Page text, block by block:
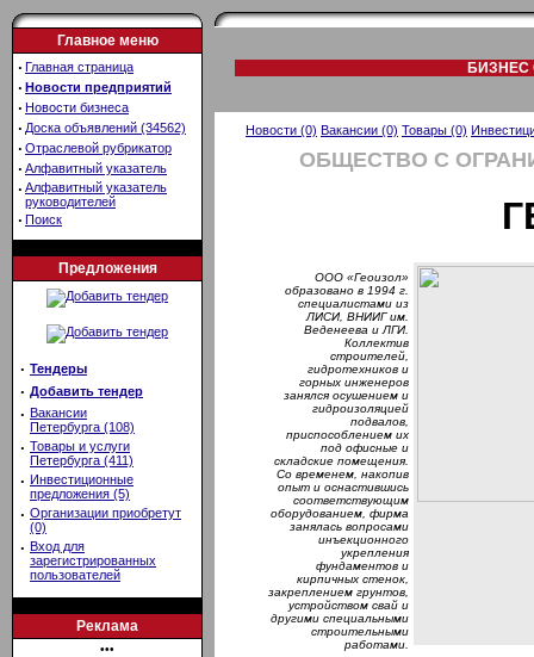
Главное меню
· Главная страница
· Новости предприятий
· Новости бизнеса
· Доска объявлений (34562)
· Отраслевой рубрикатор
· Алфавитный указатель
· Алфавитный указатель
руководителей
· Поиск
Предложения
· Тендеры
· Добавить тендер
· Вакансии
Петербурга (108)
· Товары и услуги
Петербурга (411)
· Инвестиционные
предложения (5)
· Организации приобретут
(0)
· Вход для
зарегистрированных
пользователей
Реклама
•••
БИЗНЕС
Новости (0) Вакансии (0) Товары (0)
ОБЩЕСТВО С
ООО «Геоизол»
образовано в 1994 г.
специалистами из
ЛИСИ, ВНИИГ им.
Веденеева и ЛГИ.
Коллектив
строителей,
гидротехников и
горных инженеров
занялся осушением и
гидроизоляцией
подвалов,
приспособлением их
под офисные и
складские помещения.
Со временем, накопив
опыт и оснастившись
соответствующим
оборудованием, фирма
занялась вопросами
инъекционного
укрепления
фундаментов и
кирпичных стенок,
закреплением грунтов,
устройством свай и
другими специальными
строительными
работами.